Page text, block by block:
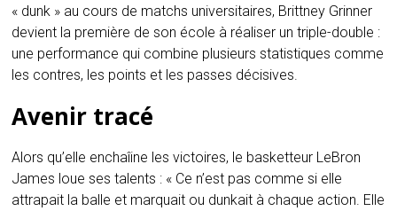
« dunk » au cours de matchs universitaires, Brittney Grinner
devient la première de son école à réaliser un triple-double :
une performance qui combine plusieurs statistiques comme
les contres, les points et les passes décisives.
Avenir tracé
Alors qu’elle enchaîine les victoires, le basketteur LeBron
James loue ses talents : « Ce n’est pas comme si elle
attrapait la balle et marquait ou dunkait à chaque action. Elle